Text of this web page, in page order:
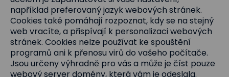
například preferovaný jazyk webových stránek.
Cookies také pomáhají rozpoznat, kdy se na stejný
web vracíte, a přispívají k personalizaci webových
stránek. Cookies nelze používat ke spouštění
programů ani k přenosu virů do vašeho počítače.
Jsou určeny výhradně pro vás a může je číst pouze
webový server domény, která vám je odeslala.